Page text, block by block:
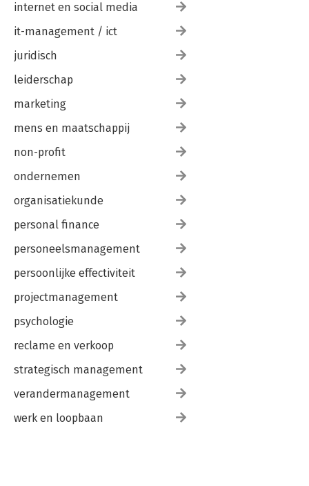
internet en social media
it-management / ict
juridisch
leiderschap
marketing
mens en maatschappij
non-profit
ondernemen
organisatiekunde
personal finance
personeelsmanagement
persoonlijke effectiviteit
projectmanagement
psychologie
reclame en verkoop
strategisch management
verandermanagement
werk en loopbaan